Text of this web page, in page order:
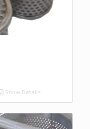
Show Details